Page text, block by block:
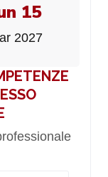
15
2027